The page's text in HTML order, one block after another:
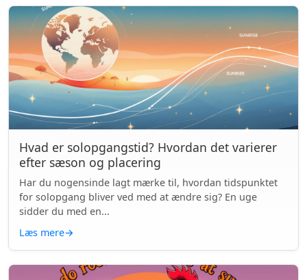
Hvad er solopgangstid? Hvordan det varierer
efter sæson og placering
Har du nogensinde lagt mærke til, hvordan tidspunktet
for solopgang bliver ved med at ændre sig? En uge
sidder du med en...
Læs mere→